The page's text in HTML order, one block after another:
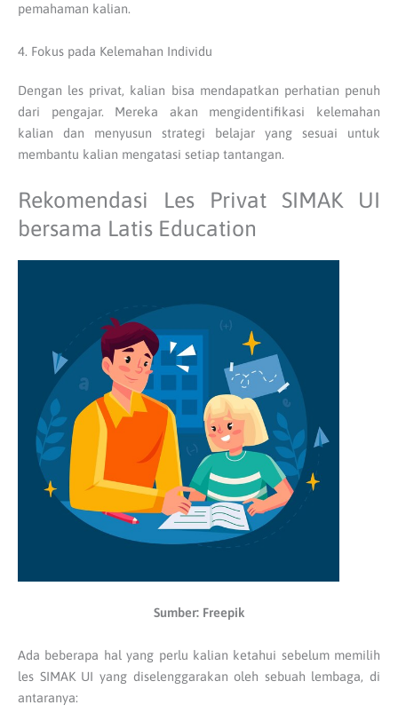
pemahaman kalian.
4. Fokus pada Kelemahan Individu
Dengan les privat, kalian bisa mendapatkan perhatian penuh
dari pengajar. Mereka akan mengidentifikasi kelemahan
kalian dan menyusun strategi belajar yang sesuai untuk
membantu kalian mengatasi setiap tantangan.
Rekomendasi Les Privat SIMAK UI
bersama Latis Education
Sumber: Freepik
Ada beberapa hal yang perlu kalian ketahui sebelum memilih
les SIMAK UI yang diselenggarakan oleh sebuah lembaga, di
antaranya: